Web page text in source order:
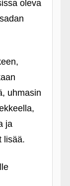
oleva
uhmasin
ja
lisää.